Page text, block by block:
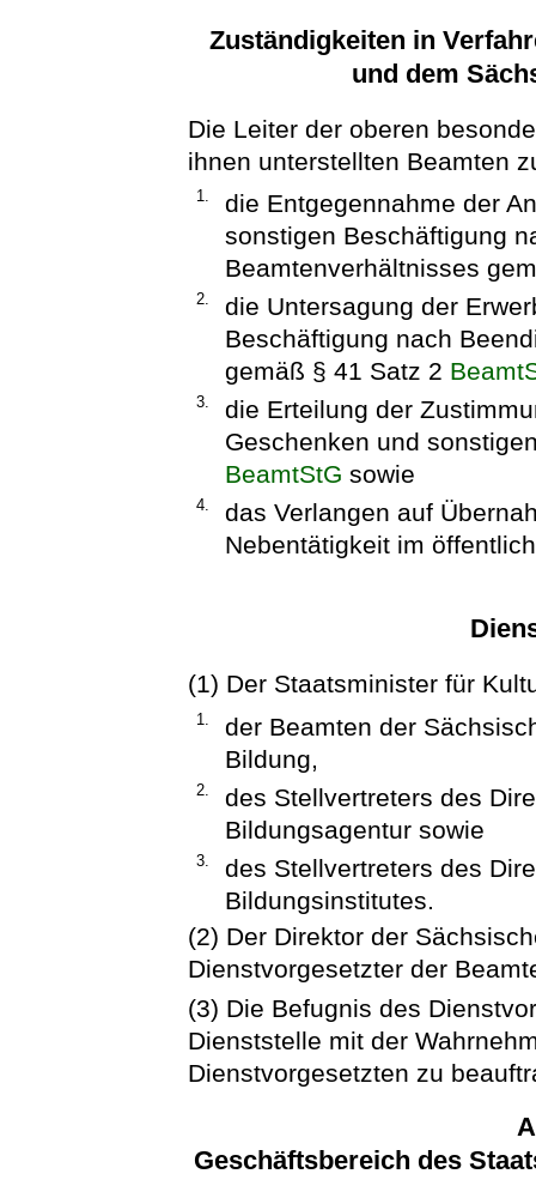
Zuständigkeiten in
und dem
Die Leiter der oberen
ihnen unterstellten Beamten
1.
die Entgegennahme der
sonstigen Beschäftigung
Beamtenverhältnisses
2.
die Untersagung der
Beschäftigung nach
gemäß § 41 Satz 2
3.
die Erteilung der
Geschenken und
BeamtStG sowie
4.
das Verlangen auf
Nebentätigkeit im
(1) Der Staatsminister für
1.
der Beamten der
Bildung,
2.
des Stellvertreters des
Bildungsagentur sowie
3.
des Stellvertreters des
Bildungsinstitutes.
(2) Der Direktor der
Dienstvorgesetzter der
(3) Die Befugnis des
Dienststelle mit der
Dienstvorgesetzten zu
Geschäftsbereich des